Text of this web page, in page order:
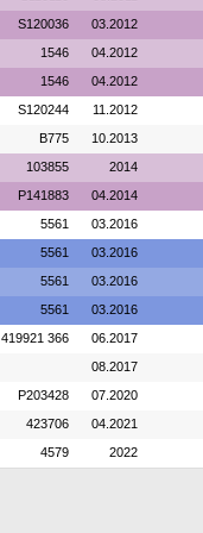
S120036 03.2012
1546 04.2012
1546 04.2012
S120244 11.2012
B775 10.2013
103855 2014
P141883 04.2014
5561 03.2016
5561 03.2016
5561 03.2016
5561 03.2016
419921 366 06.2017
08.2017
P203428 07.2020
423706 04.2021
4579 2022